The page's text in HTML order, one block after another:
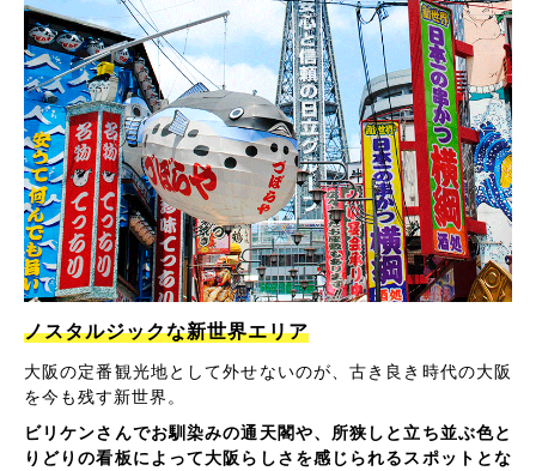
ノスタルジックな新世界エリア
大阪の定番観光地として外せないのが、古き良き時代の大阪
を今も残す新世界。
ビリケンさんでお馴染みの通天閣や、所狭しと立ち並ぶ色と
りどりの看板によって大阪らしさを感じられるスポットとな